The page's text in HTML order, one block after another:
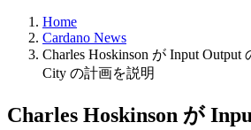
Home
Cardano News
Charles Hoskinson が Input
City の計画を説明
Charles Hoskinson が